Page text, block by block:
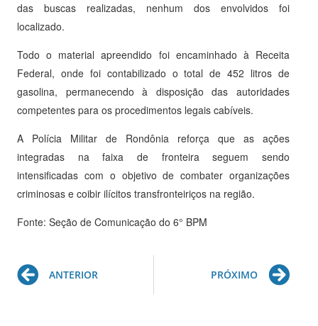
das buscas realizadas, nenhum dos envolvidos foi
localizado.
Todo o material apreendido foi encaminhado à Receita
Federal, onde foi contabilizado o total de 452 litros de
gasolina, permanecendo à disposição das autoridades
competentes para os procedimentos legais cabíveis.
A Polícia Militar de Rondônia reforça que as ações
integradas na faixa de fronteira seguem sendo
intensificadas com o objetivo de combater organizações
criminosas e coibir ilícitos transfronteiriços na região.
Fonte: Seção de Comunicação do 6° BPM
Prev
ANTERIOR PRÓXIMO